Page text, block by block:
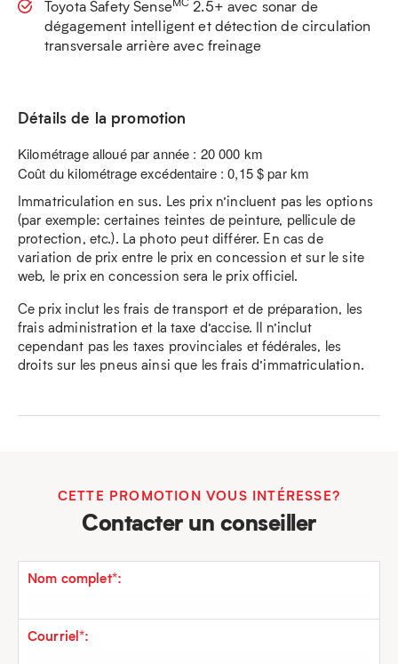
Toyota Safety Sense
2.5+ avec sonar de
dégagement intelligent et détection de circulation
transversale arrière avec freinage
Détails de la promotion
Kilométrage alloué par année : 20 000 km
Coût du kilométrage excédentaire : 0,15 $ par km
Immatriculation en sus. Les prix n’incluent pas les options
(par exemple: certaines teintes de peinture, pellicule de
protection, etc.). La photo peut différer. En cas de
variation de prix entre le prix en concession et sur le site
web, le prix en concession sera le prix officiel.
Ce prix inclut les frais de transport et de préparation, les
frais administration et la taxe d’accise. Il n’inclut
cependant pas les taxes provinciales et fédérales, les
droits sur les pneus ainsi que les frais d’immatriculation.
CETTE PROMOTION VOUS INTÉRESSE?
Contacter un conseiller
Nom complet*:
Courriel*: